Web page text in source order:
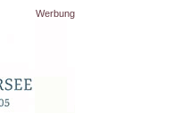
Werbung